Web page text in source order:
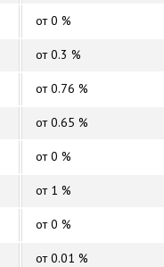
от 0 %
от 0.3 %
от 0.76 %
от 0.65 %
от 0 %
от 1 %
от 0 %
от 0.01 %